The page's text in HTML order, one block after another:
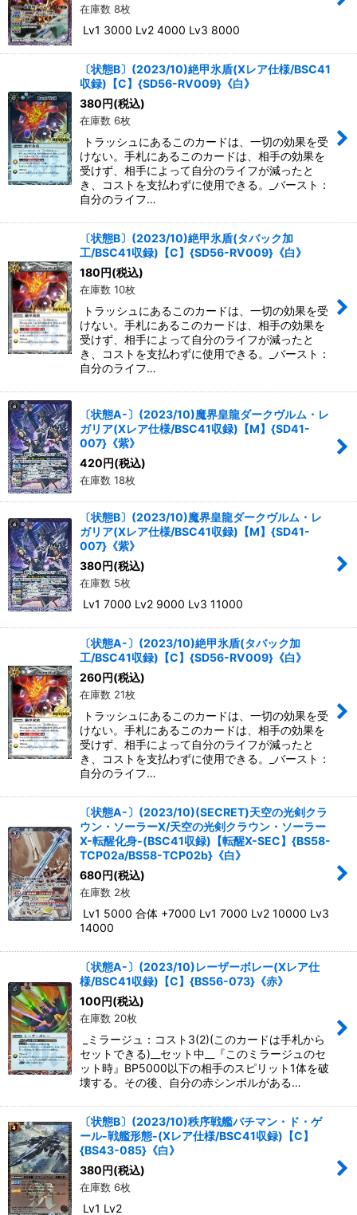
在庫数 8枚
Lv1 3000 Lv2 4000 Lv3 8000
〔状態B〕(2023/10)絶甲氷盾(Xレア仕様/BSC41
収録)【C】{SD56-RV009}《白》
380 円(税込)
在庫数 6枚
トラッシュにあるこのカードは、一切の効果を受
けない。手札にあるこのカードは、相手の効果を
受けず、相手によって自分のライフが減ったと
き、コストを支払わずに使用できる。_バースト：
自分のライフ…
〔状態B〕(2023/10)絶甲氷盾(タバック加
工/BSC41収録)【C】{SD56-RV009}《白》
180 円(税込)
在庫数 10枚
トラッシュにあるこのカードは、一切の効果を受
けない。手札にあるこのカードは、相手の効果を
受けず、相手によって自分のライフが減ったと
き、コストを支払わずに使用できる。_バースト：
自分のライフ…
〔状態A-〕(2023/10)魔界皇龍ダークヴルム・レ
ガリア(Xレア仕様/BSC41収録)【M】{SD41-
007}《紫》
420円(税込)
在庫数 18枚
〔状態B〕(2023/10)魔界皇龍ダークヴルム・レ
ガリア(Xレア仕様/BSC41収録)【M】{SD41-
007}《紫》
380円(税込)
在庫数 5枚
Lv1 7000 Lv2 9000 Lv3 11000
〔状態A-〕(2023/10)絶甲氷盾(タバック加
工/BSC41収録)【C】{SD56-RV009}《白》
260円(税込)
在庫数 21枚
トラッシュにあるこのカードは、一切の効果を受
けない。手札にあるこのカードは、相手の効果を
受けず、相手によって自分のライフが減ったと
き、コストを支払わずに使用できる。_バースト：
自分のライフ…
〔状態A-〕(2023/10)(SECRET)天空の光剣クラ
ウン・ソーラーX/天空の光剣クラウン・ソーラー
X-転醒化身-(BSC41収録)【転醒X-SEC】{BS58-
TCP02a/BS58-TCP02b}《白》
680円(税込)
在庫数 2枚
Lv1 5000 合体 +7000 Lv1 7000 Lv2 10000 Lv3
14000
〔状態A-〕(2023/10)レーザーボレー(Xレア仕
様/BSC41収録)【C】{BS56-073}《赤》
100円(税込)
在庫数 20枚
_ミラージュ：コスト3(2)(このカードは手札から
セットできる)__セット中__『このミラージュのセ
ット時』BP5000以下の相手のスピリット1体を破
壊する。その後、自分の赤シンボルがある…
〔状態B〕(2023/10)秩序戦艦バチマン・ド・ゲ
ール-戦艦形態-(Xレア仕様/BSC41収録)【C】
{BS43-085}《白》
380円(税込)
在庫数 6枚
Lv1 Lv2